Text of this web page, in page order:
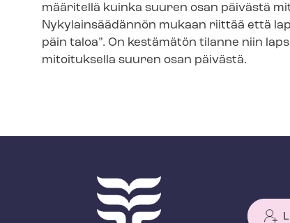
määritellä kuinka suuren osan päivästä
Nykylainsäädännön mukaan riittää että
päin taloa”. On kestämätön tilanne niin
mitoituksella suuren osan päivästä.